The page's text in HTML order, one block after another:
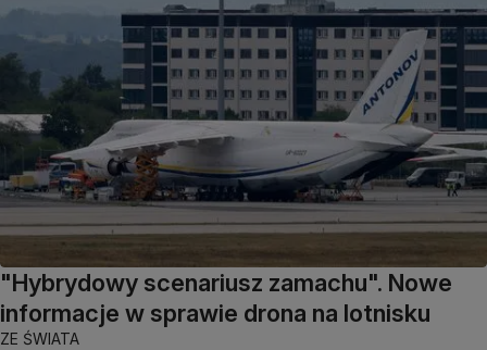
"Hybrydowy scenariusz zamachu". Nowe
informacje w sprawie drona na lotnisku
ZE ŚWIATA